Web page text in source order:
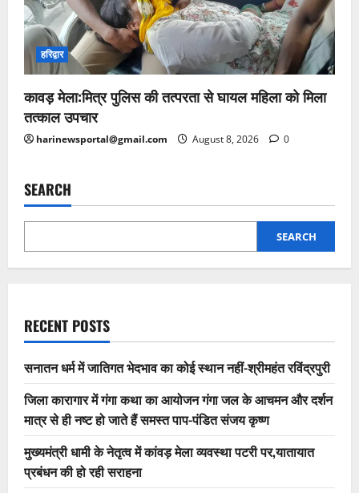
हरिद्वार
कावड़ मेला:मित्र पुलिस की तत्परता से घायल महिला को मिला
तत्काल उपचार
harinewsportal@gmail.com August 8, 2026 0
SEARCH
SEARCH
RECENT POSTS
सनातन धर्म में जातिगत भेदभाव का कोई स्थान नहीं-श्रीमहंत रविंद्रपुरी
जिला कारागार में गंगा कथा का आयोजन गंगा जल के आचमन और दर्शन
मात्र से ही नष्ट हो जाते हैं समस्त पाप-पंडित संजय कृष्ण
मुख्यमंत्री धामी के नेतृत्व में कांवड़ मेला व्यवस्था पटरी पर,यातायात
प्रबंधन की हो रही सराहना